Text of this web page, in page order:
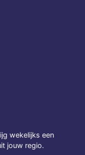
wekelijks een
jouw regio.